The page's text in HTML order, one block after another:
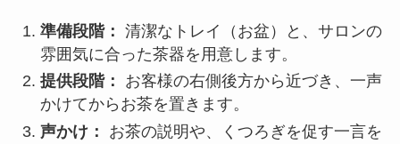
準備段階： 清潔なトレイ（お盆）と、サロンの
雰囲気に合った茶器を用意します。
提供段階：
お客様の右側後方から近づき、一声
かけてからお茶を置きます。
声かけ：
お茶の説明や、くつろぎを促す一言を